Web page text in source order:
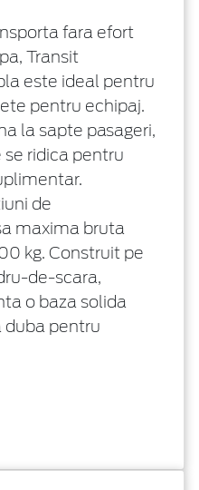
fara efort
Transit
este ideal pentru
pentru echipaj.
la sapte pasageri,
se ridica pentru
de
maxima bruta
kg. Construit pe
de-scara,
o baza solida
duba pentru